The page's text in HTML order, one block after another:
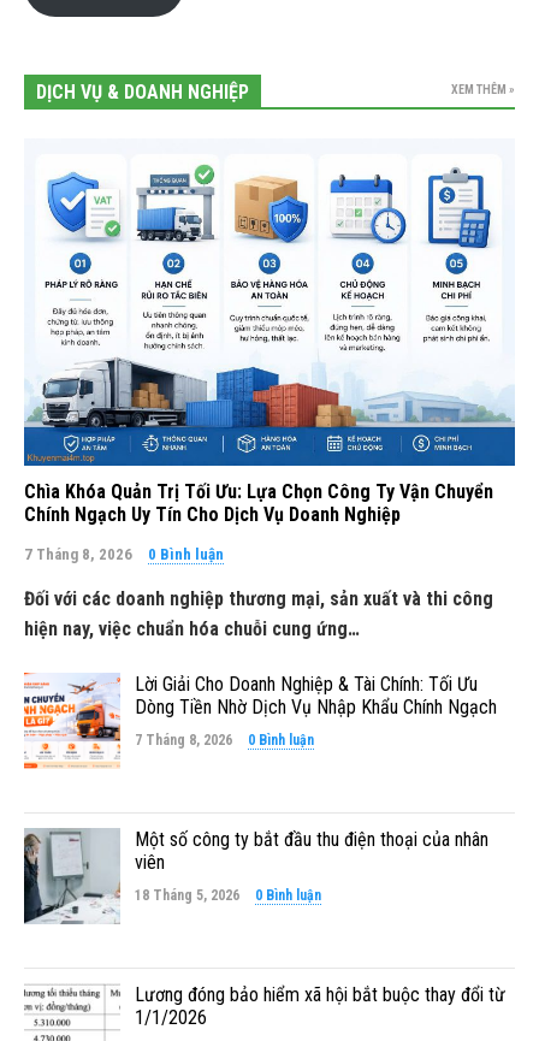
DỊCH VỤ & DOANH NGHIỆP XEM THÊM »
Chìa Khóa Quản Trị Tối Ưu: Lựa Chọn Công Ty Vận Chuyển
Chính Ngạch Uy Tín Cho Dịch Vụ Doanh Nghiệp
7 Tháng 8, 2026 0 Bình luận
Đối với các doanh nghiệp thương mại, sản xuất và thi công
hiện nay, việc chuẩn hóa chuỗi cung ứng…
Lời Giải Cho Doanh Nghiệp & Tài Chính: Tối Ưu
Dòng Tiền Nhờ Dịch Vụ Nhập Khẩu Chính Ngạch
7 Tháng 8, 2026 0 Bình luận
Một số công ty bắt đầu thu điện thoại của nhân
viên
18 Tháng 5, 2026 0 Bình luận
Lương đóng bảo hiểm xã hội bắt buộc thay đổi từ
1/1/2026